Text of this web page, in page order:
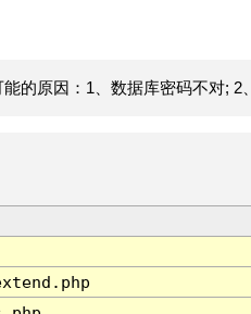
的原因：1、数据库密码不对; 2